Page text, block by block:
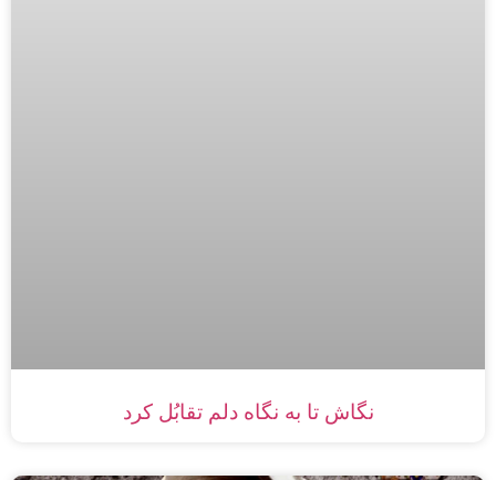
نگاش تا به نگاه دلم تقابُل کرد